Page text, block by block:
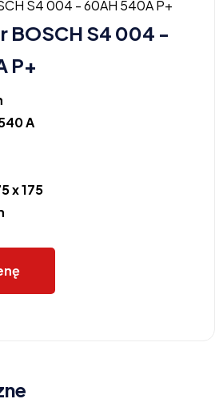
BOSCH S4 004 -
P+
A
x 175